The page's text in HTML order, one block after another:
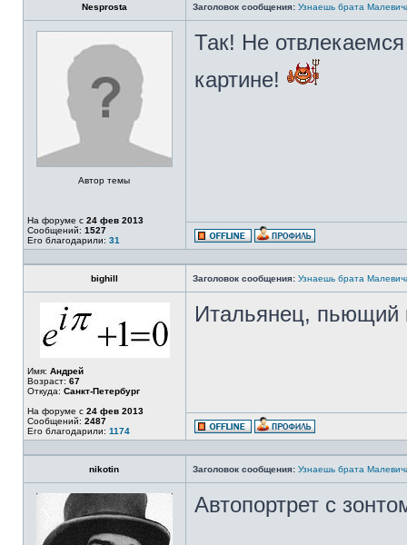
Nesprosta Заголовок сообщения: Узнаешь брата
Автор темы
На форуме с 24 фев 2013
Сообщений: 1527
Его благодарили: 31
Так! Не
картине!
bighill Заголовок сообщения: Узнаешь брата
Имя: Андрей
Возраст: 67
Откуда: Санкт-Петербург
На форуме с 24 фев 2013
Сообщений: 2487
Его благодарили: 1174
Итальянец, пьющий
nikotin Заголовок сообщения: Узнаешь брата
Автопортрет с